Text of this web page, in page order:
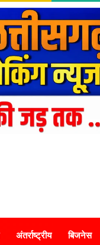
अंतर्राष्ट्रीय बिजनेस